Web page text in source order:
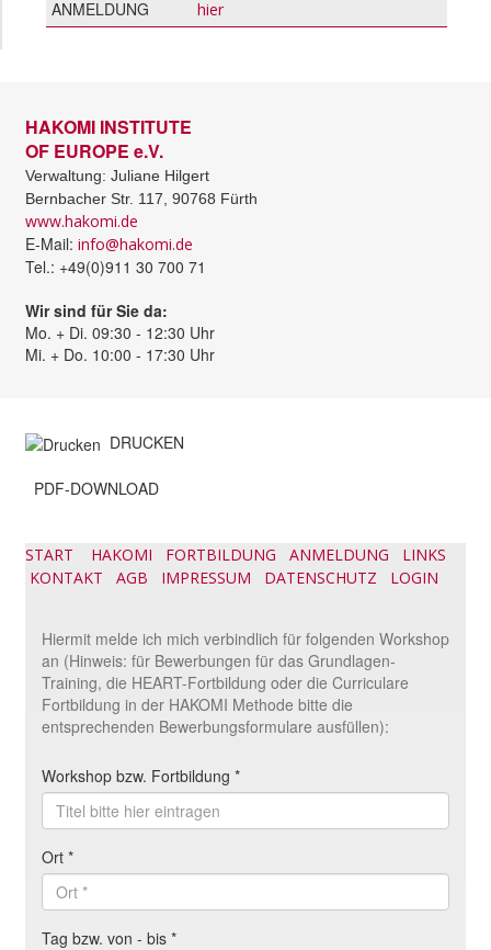
ANMELDUNG hier
HAKOMI INSTITUTE
OF EUROPE e.V.
Verwaltung: Juliane Hilgert
Bernbacher Str. 117, 90768 Fürth
www.hakomi.de
E-Mail: info@hakomi.de
Tel.: +49(0)911 30 700 71
Wir sind für Sie da:
Mo. + Di. 09:30 - 12:30 Uhr
Mi. + Do. 10:00 - 17:30 Uhr
DRUCKEN
PDF-DOWNLOAD
START HAKOMI FORTBILDUNG ANMELDUNG
LINKS
KONTAKT
AGB IMPRESSUM DATENSCHUTZ LOGIN